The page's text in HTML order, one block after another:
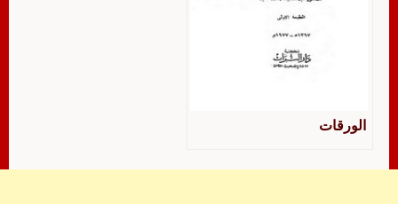
الورقات